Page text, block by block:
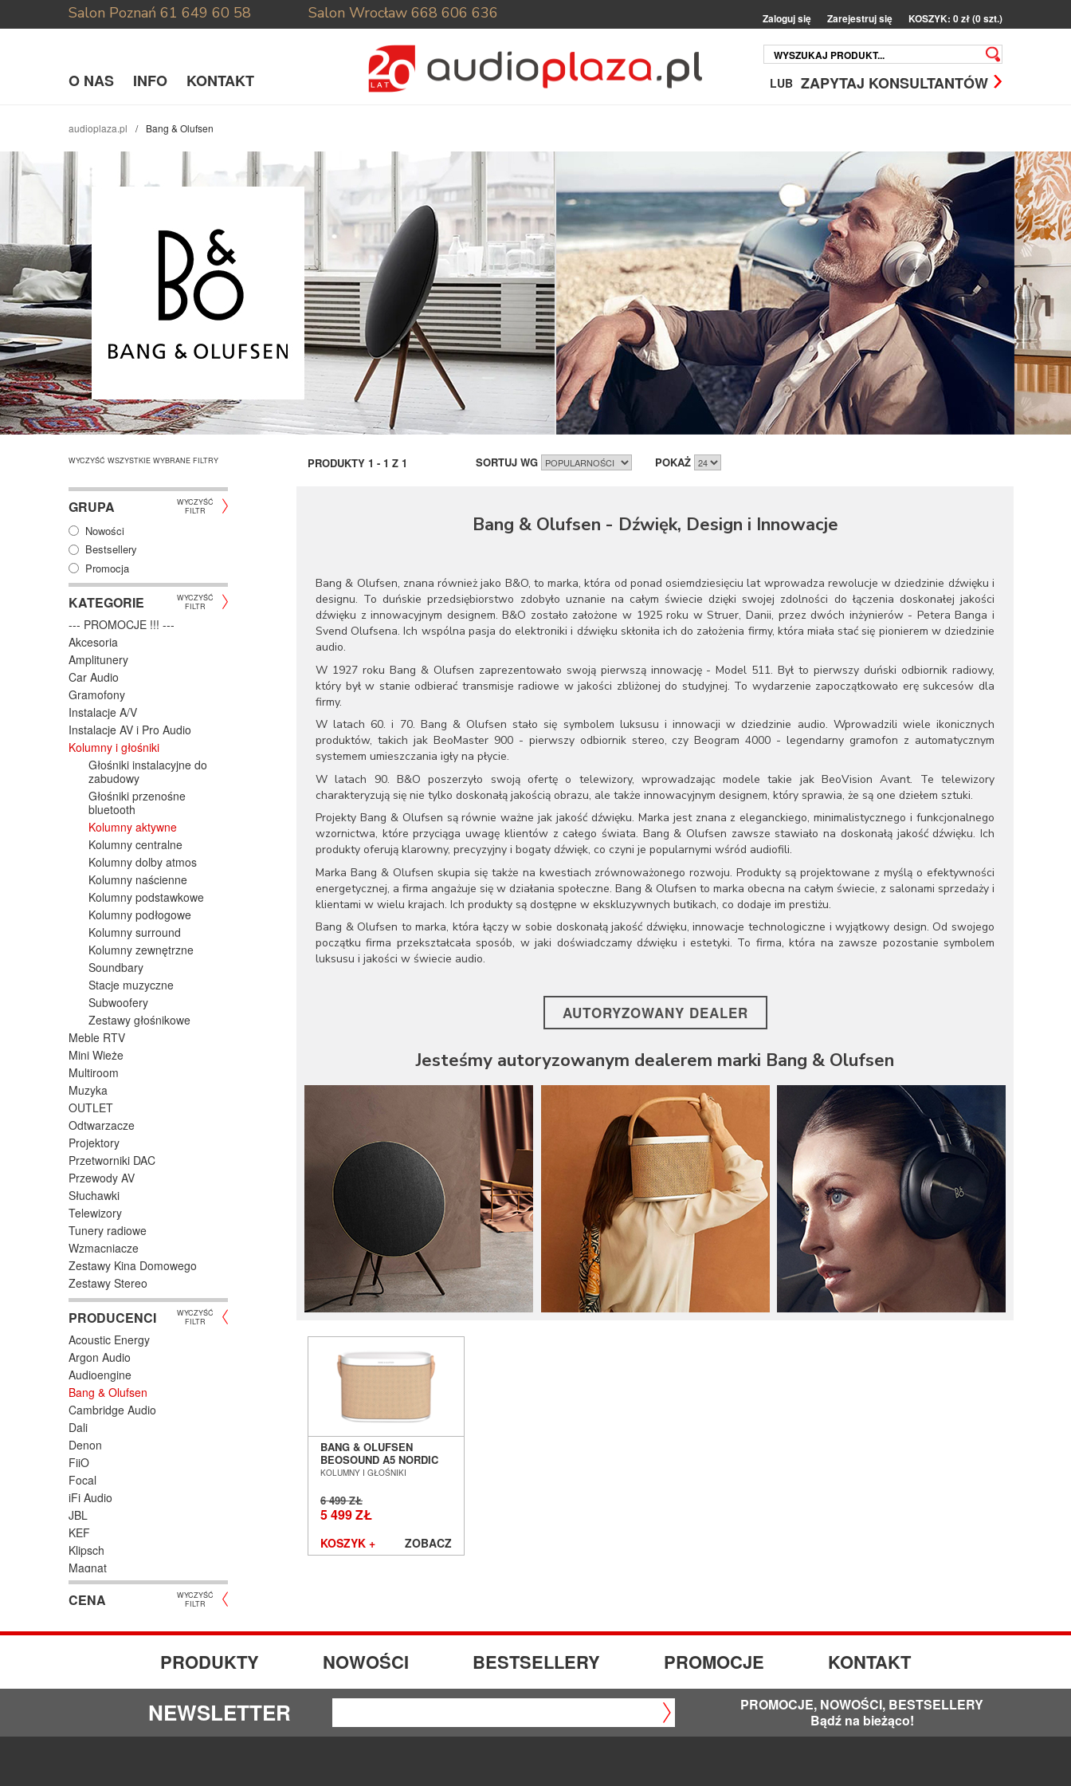
Salon Poznań 61 649 60 58 Salon Wrocław 668 606 636 Zaloguj się Zarejestruj się KOSZYK: 0 zł (0 szt.)
O NAS INFO KONTAKT LUB ZAPYTAJ KONSULTANTÓW
audioplaza.pl Bang & Olufsen
WYCZYŚĆ WSZYSTKIE WYBRANE FILTRY
GRUPA
WYCZYŚĆ
FILTR
Nowości
Bestsellery
Promocja
KATEGORIE
WYCZYŚĆ
FILTR
--- PROMOCJE !!! ---
Akcesoria
Amplitunery
Car Audio
Gramofony
Instalacje A/V
Instalacje AV i Pro Audio
Kolumny i głośniki
Głośniki instalacyjne do
zabudowy
Głośniki przenośne
bluetooth
Kolumny aktywne
Kolumny centralne
Kolumny dolby atmos
Kolumny naścienne
Kolumny podstawkowe
Kolumny podłogowe
Kolumny surround
Kolumny zewnętrzne
Soundbary
Stacje muzyczne
Subwoofery
Zestawy głośnikowe
Meble RTV
Mini Wieże
Multiroom
Muzyka
OUTLET
Odtwarzacze
Projektory
Przetworniki DAC
Przewody AV
Słuchawki
Telewizory
Tunery radiowe
Wzmacniacze
Zestawy Kina Domowego
Zestawy Stereo
PRODUCENCI
WYCZYŚĆ
FILTR
Acoustic Energy
Argon Audio
Audioengine
Bang & Olufsen
Cambridge Audio
Dali
Denon
FiiO
Focal
iFi Audio
JBL
KEF
Klipsch
Magnat
Marantz
Naim Audio
Paradigm
Sonos
CENA
WYCZYŚĆ
FILTR
PRODUKTY 1 - 1 Z 1 SORTUJ WG POKAŻ
Bang & Olufsen - Dźwięk, Design i Innowacje
Bang & Olufsen, znana również jako B&O, to marka, która od ponad osiemdziesięciu lat wprowadza rewolucje w dziedzinie dźwięku i
designu. To duńskie przedsiębiorstwo zdobyło uznanie na całym świecie dzięki swojej zdolności do łączenia doskonałej jakości
dźwięku z innowacyjnym designem. B&O zostało założone w 1925 roku w Struer, Danii, przez dwóch inżynierów - Petera Banga i
Svend Olufsena. Ich wspólna pasja do elektroniki i dźwięku skłoniła ich do założenia firmy, która miała stać się pionierem w dziedzinie
audio.
W 1927 roku Bang & Olufsen zaprezentowało swoją pierwszą innowację - Model 511. Był to pierwszy duński odbiornik radiowy,
który był w stanie odbierać transmisje radiowe w jakości zbliżonej do studyjnej. To wydarzenie zapoczątkowało erę sukcesów dla
firmy.
W latach 60. i 70. Bang & Olufsen stało się symbolem luksusu i innowacji w dziedzinie audio. Wprowadzili wiele ikonicznych
produktów, takich jak BeoMaster 900 - pierwszy odbiornik stereo, czy Beogram 4000 - legendarny gramofon z automatycznym
systemem umieszczania igły na płycie.
W latach 90. B&O poszerzyło swoją ofertę o telewizory, wprowadzając modele takie jak BeoVision Avant. Te telewizory
charakteryzują się nie tylko doskonałą jakością obrazu, ale także innowacyjnym designem, który sprawia, że są one dziełem sztuki.
Projekty Bang & Olufsen są równie ważne jak jakość dźwięku. Marka jest znana z eleganckiego, minimalistycznego i funkcjonalnego
wzornictwa, które przyciąga uwagę klientów z całego świata. Bang & Olufsen zawsze stawiało na doskonałą jakość dźwięku. Ich
produkty oferują klarowny, precyzyjny i bogaty dźwięk, co czyni je popularnymi wśród audiofili.
Marka Bang & Olufsen skupia się także na kwestiach zrównoważonego rozwoju. Produkty są projektowane z myślą o efektywności
energetycznej, a firma angażuje się w działania społeczne. Bang & Olufsen to marka obecna na całym świecie, z salonami sprzedaży i
klientami w wielu krajach. Ich produkty są dostępne w ekskluzywnych butikach, co dodaje im prestiżu.
Bang & Olufsen to marka, która łączy w sobie doskonałą jakość dźwięku, innowacje technologiczne i wyjątkowy design. Od swojego
początku firma przekształcała sposób, w jaki doświadczamy dźwięku i estetyki. To firma, która na zawsze pozostanie symbolem
luksusu i jakości w świecie audio.
AUTORYZOWANY DEALER
Jesteśmy autoryzowanym dealerem marki Bang & Olufsen
BANG & OLUFSEN
BEOSOUND A5 NORDIC
WEAVE
GŁOŚNIK Z FUNKCJAMI
SIECIOWYMI SALON
POZNAŃ WROCŁAW ---
EX-DEMO ---
KOLUMNY I GŁOŚNIKI
6 499 ZŁ
5 499 ZŁ
KOSZYK + ZOBACZ
PRODUKTY NOWOŚCI BESTSELLERY PROMOCJE KONTAKT
NEWSLETTER
PROMOCJE, NOWOŚCI, BESTSELLERY
Bądź na bieżąco!